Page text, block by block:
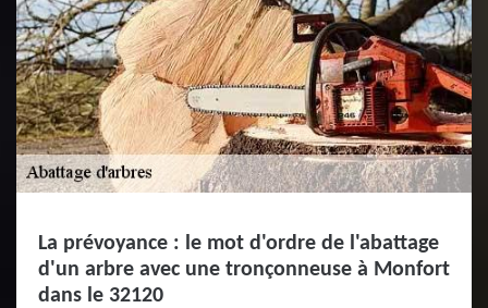
La prévoyance : le mot d'ordre de l'abattage
d'un arbre avec une tronçonneuse à Monfort
dans le 32120